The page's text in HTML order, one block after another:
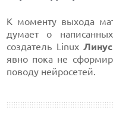
К моменту выхода
думает о
создатель LinuxЛинус
явно пока не
поводу нейросетей.